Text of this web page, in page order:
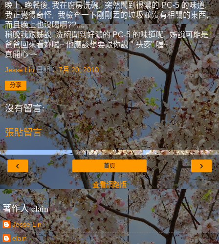
晚上, 晚餐後, 我在廚房洗碗, 突然聞到很濃的 PC-5 的味道,
我正覺得奇怪, 我檢查一下剛剛丟的垃圾並沒有相關的東西,
而且晚上也沒喝啊??....
稍晚我跟姊說, 洗碗聞到好濃的 PC-5 的味道呢, 姊說可能是
爸爸回來看妳囉~ 他應該想要跟你說 " 袂麥" 喔~
真開心~~
Jesse Lin 日期：7月 20, 2010
分享
沒有留言:
張貼留言
‹ ›
首頁
查看網路版
著作人 elain
Jesse Lin
elain